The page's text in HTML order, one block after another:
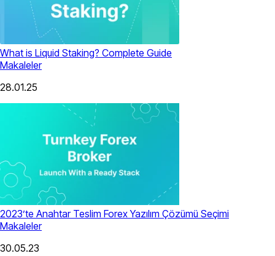
What is Liquid Staking? Complete Guide
Makaleler
28.01.25
2023’te Anahtar Teslim Forex Yazılım Çözümü Seçimi
Makaleler
30.05.23